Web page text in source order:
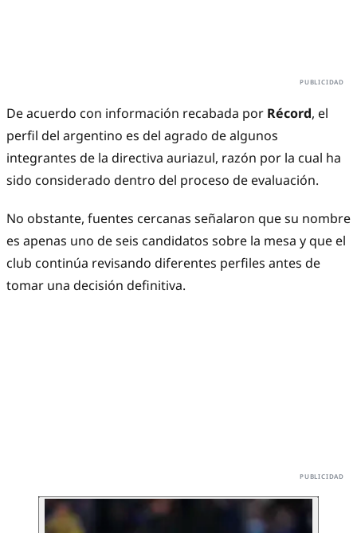
De acuerdo con información recabada por Récord, el
perfil del argentino es del agrado de algunos
integrantes de la directiva auriazul, razón por la cual ha
sido considerado dentro del proceso de evaluación.
No obstante, fuentes cercanas señalaron que su nombre
es apenas uno de seis candidatos sobre la mesa y que el
club continúa revisando diferentes perfiles antes de
tomar una decisión definitiva.